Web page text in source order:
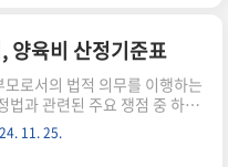
히 이해해야 합니다. 이번 글
과 관련된 필수 정보를 체계적
들이 이와 관련된 법적 권리와
수 있도록 돕겠습니다. 혼외
, 그리고 유의사항까지 차근차
혼외자의 상속권 혼외자 상속
양육비 산정기준표
로서의 법적 의무를 이행하는
법과 관련된 주요 쟁점 중 하나
지급에 대한 법은 친권과 양
재정적 책임을 명확히 규정하
11. 25.